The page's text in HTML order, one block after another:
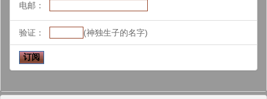
电邮：
验证： (神独生子的名字)